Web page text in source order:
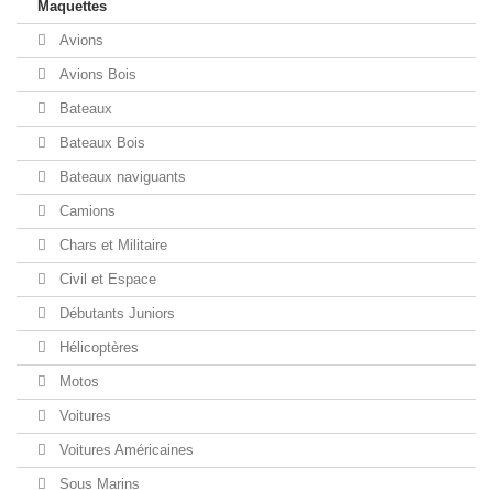
Maquettes
Avions
Avions Bois
Bateaux
Bateaux Bois
Bateaux naviguants
Camions
Chars et Militaire
Civil et Espace
Débutants Juniors
Hélicoptères
Motos
Voitures
Voitures Américaines
Sous Marins